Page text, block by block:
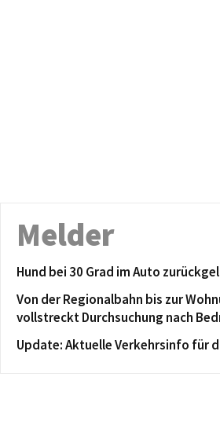
Melder
Hund bei 30 Grad im Auto
Von der Regionalbahn bis zur
vollstreckt Durchsuchung nach
Update: Aktuelle Verkehrsinfo für